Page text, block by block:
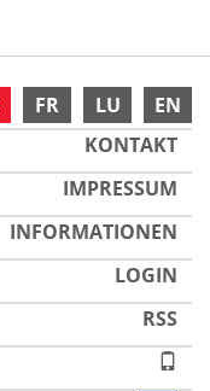
FR LU EN
KONTAKT
IMPRESSUM
INFORMATIONEN
LOGIN
RSS